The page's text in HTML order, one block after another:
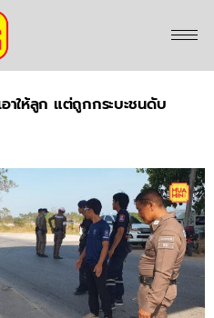
าให้ลูก แต่ถูกกระบะชนดับ